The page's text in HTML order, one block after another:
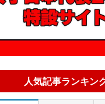
人気記事ランキン